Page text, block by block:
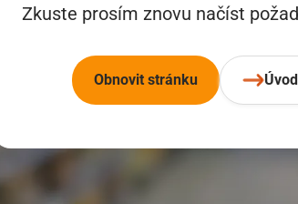
Zkuste prosím znovu načíst
Obnovit stránku